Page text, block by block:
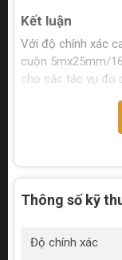
Kết luận
Với độ chính xác
cuộn 5mx25mm/
cho các tác vụ đo
Thông số kỹ
Độ chính xác